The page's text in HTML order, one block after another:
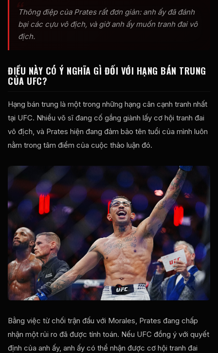
Thông điệp của Prates rất đơn giản: anh ấy đã đánh
bại các cựu vô địch, và giờ anh ấy muốn tranh đai vô
địch.
ĐIỀU NÀY CÓ Ý NGHĨA GÌ ĐỐI VỚI HẠNG BÁN TRUNG
CỦA UFC?
Hạng bán trung là một trong những hạng cân cạnh tranh nhất
tại UFC. Nhiều võ sĩ đang cố gắng giành lấy cơ hội tranh đai
vô địch, và Prates hiện đang đảm bảo tên tuổi của mình luôn
nằm trong tâm điểm của cuộc thảo luận đó.
Bằng việc từ chối trận đấu với Morales, Prates đang chấp
nhận một rủi ro đã được tính toán. Nếu UFC đồng ý với quyết
định của anh ấy, anh ấy có thể nhận được cơ hội tranh đai